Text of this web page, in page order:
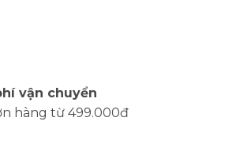
vận chuyển
hàng từ 499.000đ